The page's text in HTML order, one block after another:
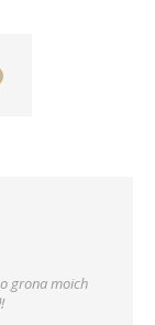
grona moich